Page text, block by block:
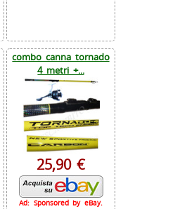
combo canna tornado
4 metri +...
25,90 €
Ad: Sponsored by eBay.